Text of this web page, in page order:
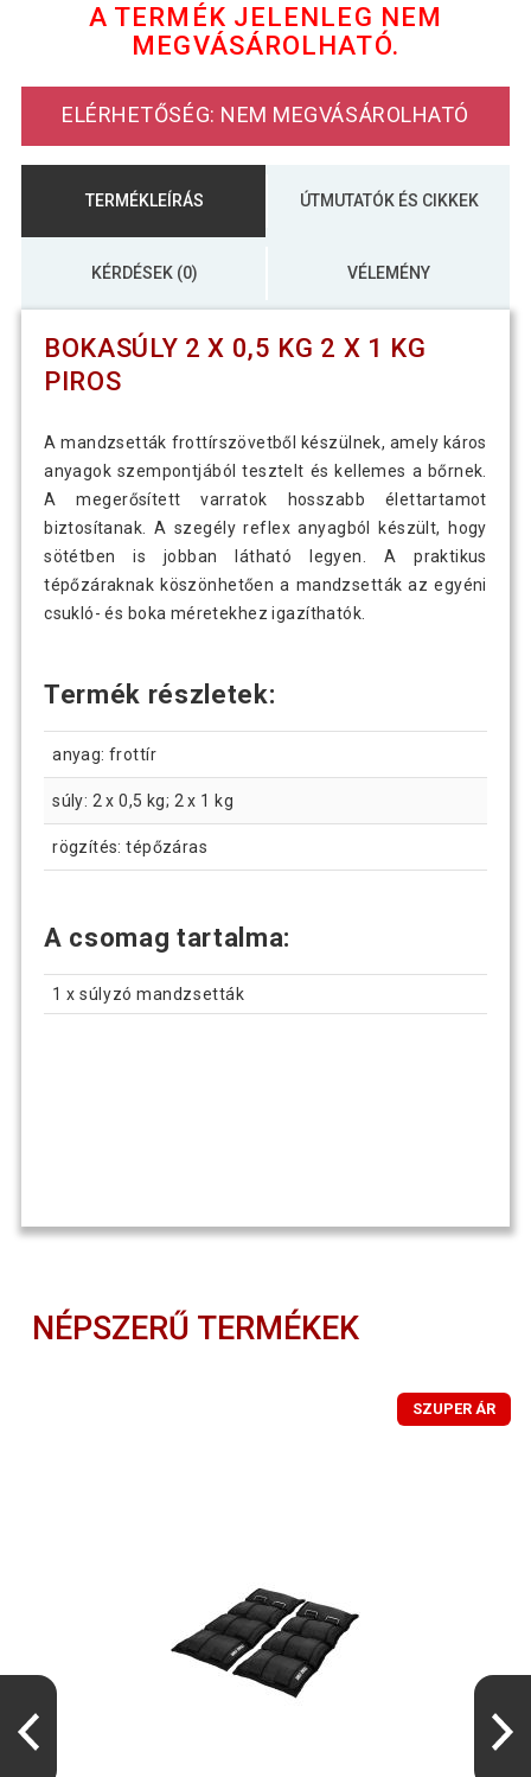
A TERMÉK JELENLEG NEM
MEGVÁSÁROLHATÓ.
ELÉRHETŐSÉG: NEM MEGVÁSÁROLHATÓ
TERMÉKLEÍRÁS ÚTMUTATÓK ÉS CIKKEK
KÉRDÉSEK (0) VÉLEMÉNY
BOKASÚLY 2 X 0,5 KG 2 X 1 KG
PIROS
A mandzsetták frottírszövetből készülnek, amely káros
anyagok szempontjából tesztelt és kellemes a bőrnek.
A megerősített varratok hosszabb élettartamot
biztosítanak. A szegély reflex anyagból készült, hogy
sötétben is jobban látható legyen. A praktikus
tépőzáraknak köszönhetően a mandzsetták az egyéni
csukló- és boka méretekhez igazíthatók.
Termék részletek:
anyag: frottír
súly: 2 x 0,5 kg; 2 x 1 kg
rögzítés: tépőzáras
A csomag tartalma:
1 x súlyzó mandzsetták
NÉPSZERŰ TERMÉKEK
SZUPER ÁR